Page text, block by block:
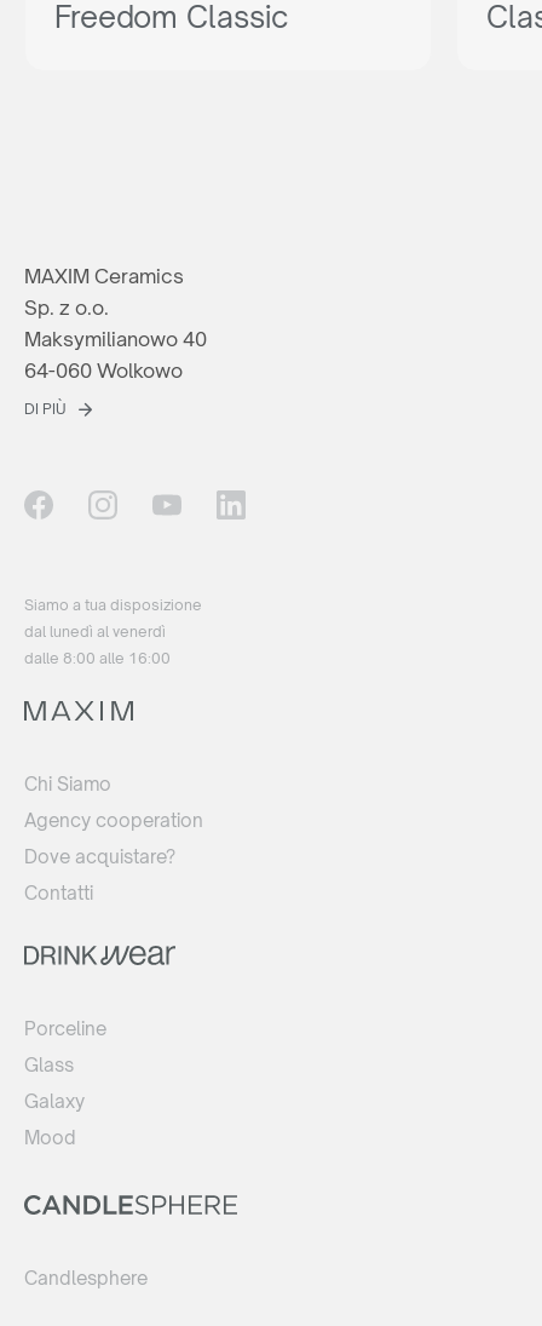
Freedom Classic
MAXIM Ceramics
Sp. z o.o.
Maksymilianowo 40
64-060 Wolkowo
DI PIÙ
Siamo a tua disposizione
dal lunedì al venerdì
dalle 8:00 alle 16:00
Chi Siamo
Agency cooperation
Dove acquistare?
Contatti
Porceline
Glass
Galaxy
Mood
Candlesphere